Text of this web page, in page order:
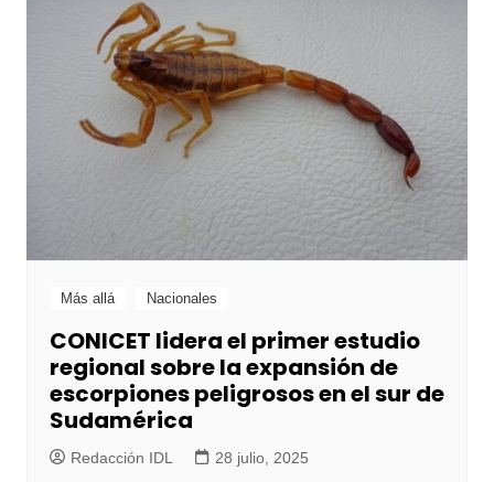
Más allá Nacionales
CONICET lidera el primer estudio
regional sobre la expansión de
escorpiones peligrosos en el sur de
Sudamérica
Redacción IDL 28 julio, 2025